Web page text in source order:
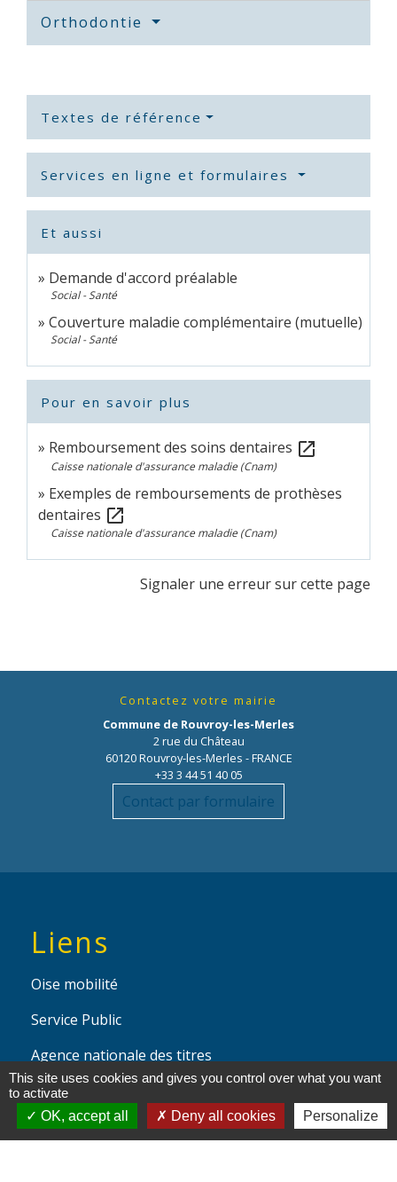
Orthodontie
Textes de référence
Services en ligne et formulaires
Et aussi
Demande d'accord préalable
Social - Santé
Couverture maladie complémentaire (mutuelle)
Social - Santé
Pour en savoir plus
Remboursement des soins dentaires open_in_new
Caisse nationale d'assurance maladie (Cnam)
Exemples de remboursements de prothèses
dentaires open_in_new
Caisse nationale d'assurance maladie (Cnam)
Signaler une erreur sur cette page
Contactez votre mairie
Commune de Rouvroy-les-Merles
2 rue du Château
60120 Rouvroy-les-Merles - FRANCE
+33 3 44 51 40 05
Contact par formulaire
Liens
Oise mobilité
Service Public
Agence nationale des titres
sécurisés
Partenaires
This site uses cookies and gives you control over what you want
to activate
OK, accept all
Deny all cookies Personalize